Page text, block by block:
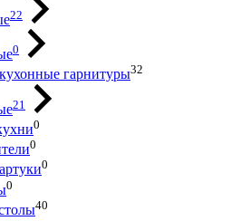
22
0
гарнитуры32
21
0
0
0
0
40